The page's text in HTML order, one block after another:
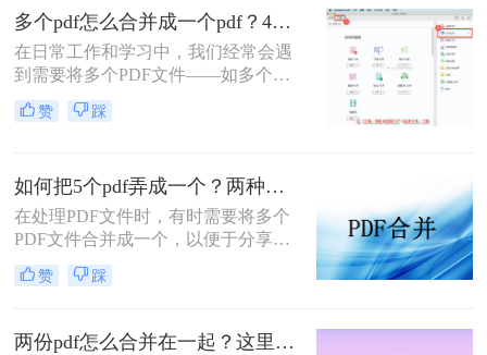
评领域深耕多年的小编，我见过太多
职场朋友被基础的文档处理问题绊住
手脚。那么pdf如何合并成一个pdf
呢？
多个pdf怎么合并成一个pdf？4种合并pdf方法详解！
在日常工作和学习中，我们经常会遇
到需要将多个PDF文件——如多个章
节的电子书、一系列扫描件、不同来
源的报告或发票——整合为一个单一
然而，面对这一看似简单的任务，许
多用户却不知从何下手，或者使用的
工具不够高效、安全。
赞 踩
如何把5个pdf弄成一个？两种实用方法详解分享！
在处理PDF文件时，有时需要将多个
PDF文件合并成一个，以便于分享、
存储或打印。那么如何把5个pdf弄成
一个呢？本文将介绍两种将五个PDF
赞 踩
两份pdf怎么合并在一起？这里分享4个合并方法！